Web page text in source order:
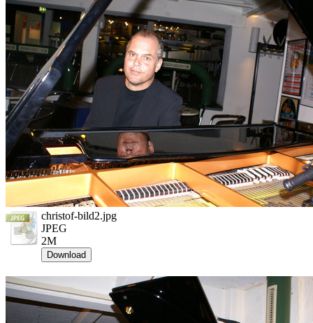
christof-bild2.jpg
JPEG
2M